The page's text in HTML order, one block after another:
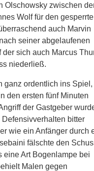
Olschowsky zwischen
Wolf für den
auch Marvin
seiner abgelaufenen
sich auch Marcus
niederließ.
ganz ordentlich ins Spiel,
den ersten fünf Minuten
der Gastgeber
bitter
wie ein Anfänger durch
fälschte den
eine Art Bogenlampe bei
Malen gegen